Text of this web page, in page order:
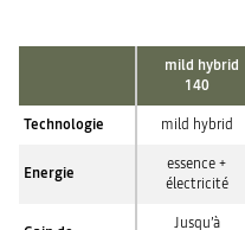
mild hybrid
140
Technologie mild hybrid
Energie
essence +
électricité
Jusqu’à